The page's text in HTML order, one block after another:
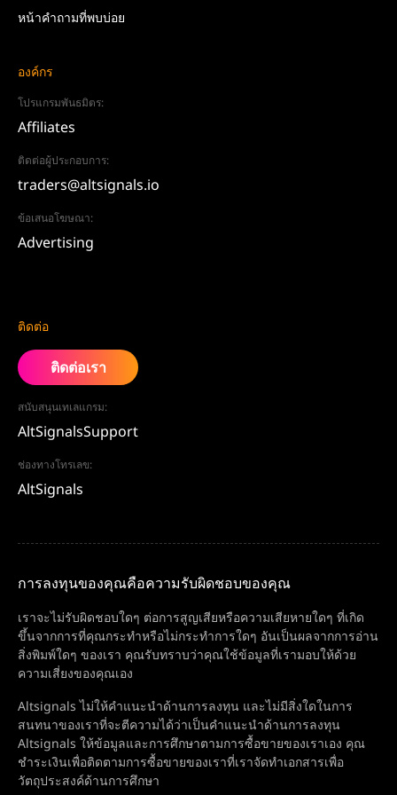
หน้าคำถามที่พบบ่อย
องค์กร
โปรแกรมพันธมิตร:
Affiliates
ติดต่อผู้ประกอบการ:
traders@altsignals.io
ข้อเสนอโฆษณา:
Advertising
ติดต่อ
ติดต่อเรา
สนับสนุนเทเลแกรม:
AltSignalsSupport
ช่องทางโทรเลข:
AltSignals
การลงทุนของคุณคือความรับผิดชอบของคุณ
เราจะไม่รับผิดชอบใดๆ ต่อการสูญเสียหรือความเสียหายใดๆ ที่เกิด
ขึ้นจากการที่คุณกระทำหรือไม่กระทำการใดๆ อันเป็นผลจากการอ่าน
สิ่งพิมพ์ใดๆ ของเรา คุณรับทราบว่าคุณใช้ข้อมูลที่เรามอบให้ด้วย
ความเสี่ยงของคุณเอง
Altsignals ไม่ให้คำแนะนำด้านการลงทุน และไม่มีสิ่งใดในการ
สนทนาของเราที่จะตีความได้ว่าเป็นคำแนะนำด้านการลงทุน
Altsignals ให้ข้อมูลและการศึกษาตามการซื้อขายของเราเอง คุณ
ชำระเงินเพื่อติดตามการซื้อขายของเราที่เราจัดทำเอกสารเพื่อ
วัตถุประสงค์ด้านการศึกษา